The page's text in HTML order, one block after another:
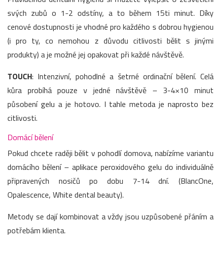
svých zubů o 1-2 odstíny, a to během 15ti minut. Díky
cenové dostupnosti je vhodné pro každého s dobrou hygienou
(i pro ty, co nemohou z důvodu citlivosti bělit s jinými
produkty) a je možné jej opakovat při každé návštěvě.
TOUCH: Intenzivní, pohodlné a šetrné ordinační bělení. Celá
kůra probíhá pouze v jedné návštěvě – 3-4×10 minut
působení gelu a je hotovo. I tahle metoda je naprosto bez
citlivosti.
Domácí bělení
Pokud chcete raději bělit v pohodlí domova, nabízíme variantu
domácího bělení – aplikace peroxidového gelu do individuálně
připravených nosičů po dobu 7-14 dní. (BlancOne,
Opalescence, White dental beauty).
Metody se dají kombinovat a vždy jsou uzpůsobené přáním a
potřebám klienta.